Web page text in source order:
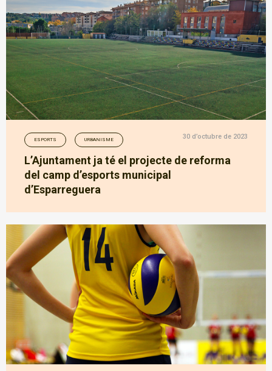
ESPORTS URBANISME 30 d’octubre de 2023
L’Ajuntament ja té el projecte de reforma
del camp d’esports municipal
d’Esparreguera